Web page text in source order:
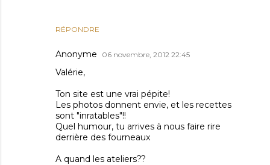
RÉPONDRE
Anonyme 06 novembre, 2012 22:45
Valérie,
Ton site est une vrai pépite!
Les photos donnent envie, et les recettes
sont "inratables"!!
Quel humour, tu arrives à nous faire rire
derrière des fourneaux
A quand les ateliers??